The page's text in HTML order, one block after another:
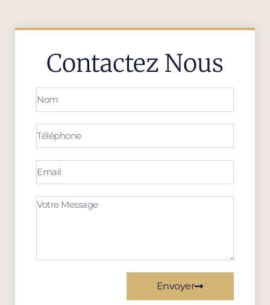
Contactez Nous
Envoyer